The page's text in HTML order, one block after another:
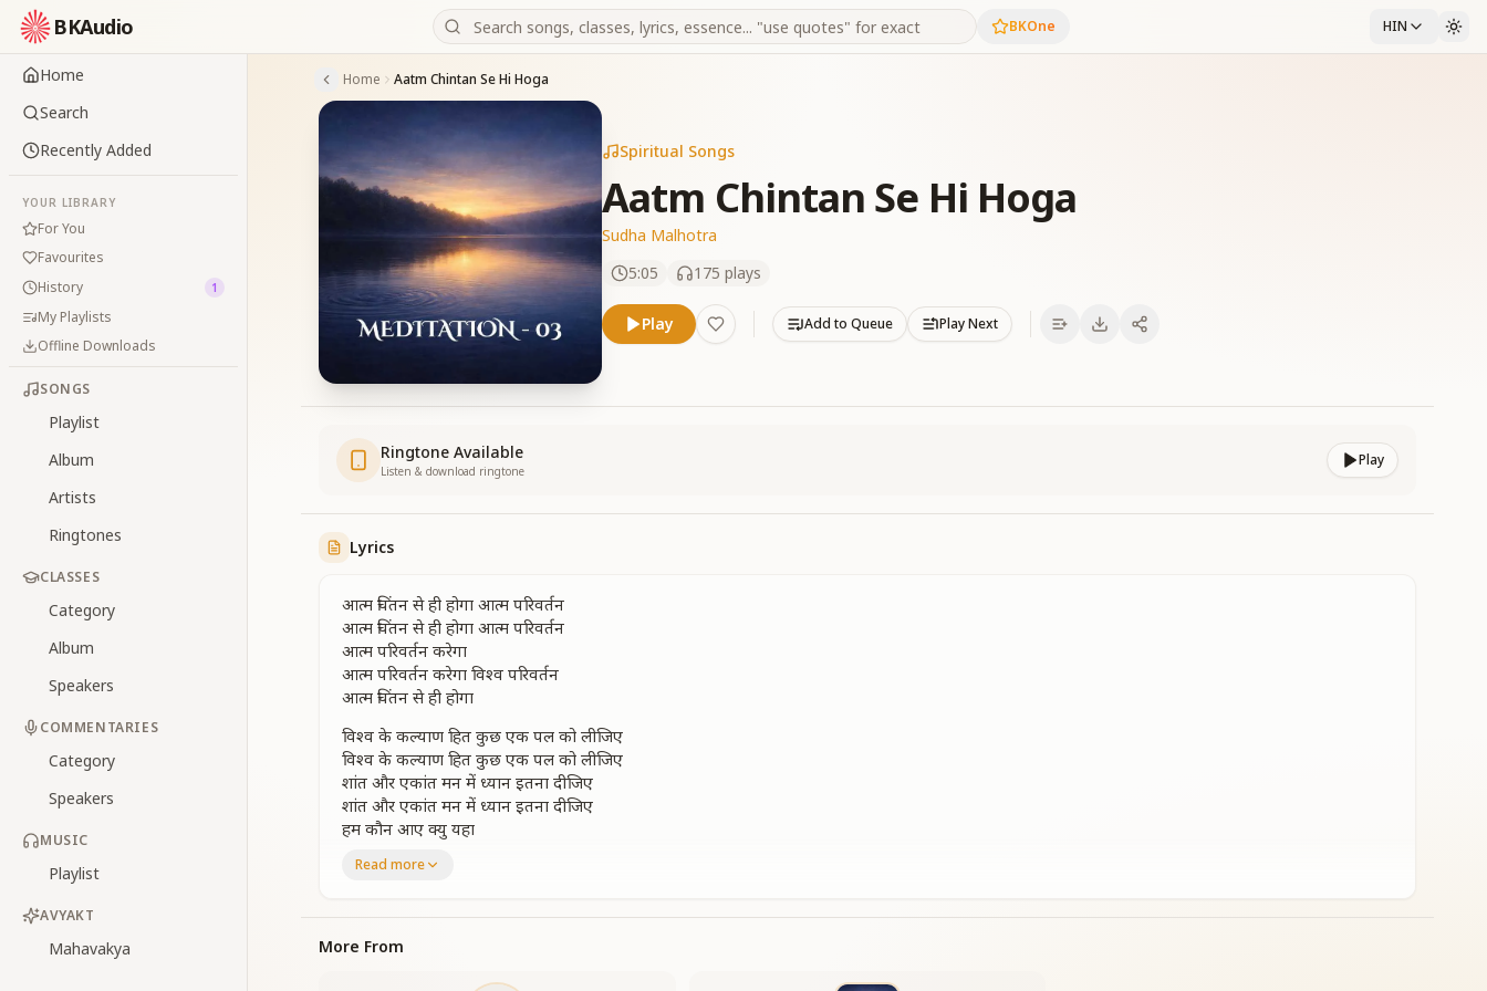
BKAudio BKOne HIN
Home
Search
Recently Added
YOUR LIBRARY
For You
Favourites
History
1
My Playlists
Offline Downloads
SONGS
Playlist
Album
Artists
Ringtones
CLASSES
Category
Album
Speakers
COMMENTARIES
Category
Speakers
MUSIC
Playlist
AVYAKT
Mahavakya
Home Aatm Chintan Se Hi Hoga
Spiritual Songs
Aatm Chintan Se Hi Hoga
Sudha Malhotra
5:05
175 plays
Play Add to Queue Play Next
Ringtone Available
Listen & download ringtone
Play
Lyrics
आत्म चिंतन से ही होगा आत्म परिवर्तन
आत्म चिंतन से ही होगा आत्म परिवर्तन
आत्म परिवर्तन करेगा
आत्म परिवर्तन करेगा विश्व परिवर्तन
आत्म चिंतन से ही होगा
विश्व के कल्याण हित कुछ एक पल को लीजिए
विश्व के कल्याण हित कुछ एक पल को लीजिए
शांत और एकांत मन में ध्यान इतना दीजिए
शांत और एकांत मन में ध्यान इतना दीजिए
हम कौन आए क्यु यहा
आत्म चिंतन से ही होगा आत्म परिवर्तन
आत्म परिवर्तन करेगा विश्व परिवर्तन
आत्म चिंतन से ही होगा
तन से न्यारी दिव्य प्यारी मैं सचेतन आत्मा
Read more
More From